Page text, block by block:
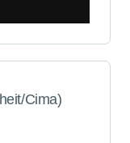
Cima)